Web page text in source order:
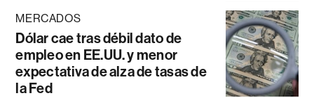
MERCADOS
Dólar cae tras débil dato de
empleo en EE.UU. y menor
expectativa de alza de tasas de
la Fed